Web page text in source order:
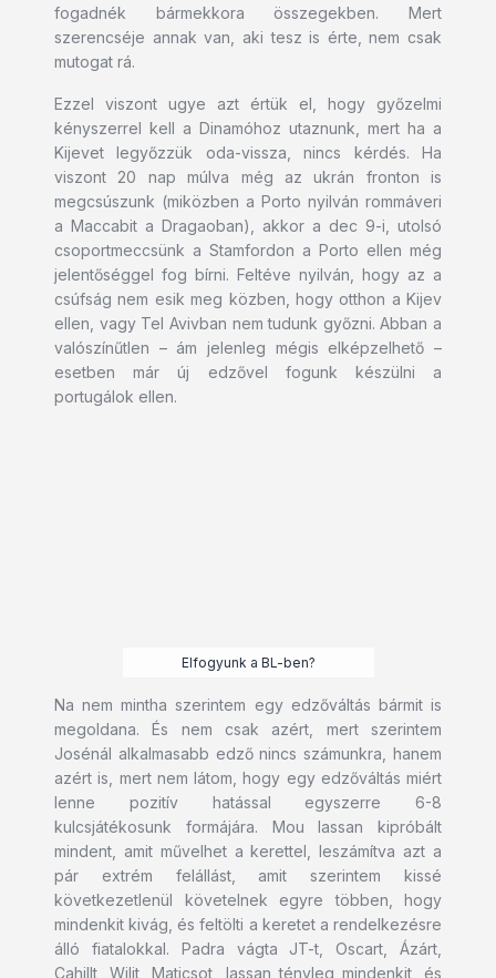
fogadnék bármekkora összegekben. Mert
szerencséje annak van, aki tesz is érte, nem csak
mutogat rá.
Ezzel viszont ugye azt értük el, hogy győzelmi
kényszerrel kell a Dinamóhoz utaznunk, mert ha a
Kijevet legyőzzük oda-vissza, nincs kérdés. Ha
viszont 20 nap múlva még az ukrán fronton is
megcsúszunk (miközben a Porto nyilván rommáveri
a Maccabit a Dragaoban), akkor a dec 9-i, utolsó
csoportmeccsünk a Stamfordon a Porto ellen még
jelentőséggel fog bírni. Feltéve nyilván, hogy az a
csúfság nem esik meg közben, hogy otthon a Kijev
ellen, vagy Tel Avivban nem tudunk győzni. Abban a
valószínűtlen – ám jelenleg mégis elképzelhető –
esetben már új edzővel fogunk készülni a
portugálok ellen.
Elfogyunk a BL-ben?
Na nem mintha szerintem egy edzőváltás bármit is
megoldana. És nem csak azért, mert szerintem
Josénál alkalmasabb edző nincs számunkra, hanem
azért is, mert nem látom, hogy egy edzőváltás miért
lenne pozitív hatással egyszerre 6-8
kulcsjátékosunk formájára. Mou lassan kipróbált
mindent, amit művelhet a kerettel, leszámítva azt a
pár extrém felállást, amit szerintem kissé
következetlenül követelnek egyre többen, hogy
mindenkit kivág, és feltölti a keretet a rendelkezésre
álló fiatalokkal. Padra vágta JT-t, Oscart, Ázárt,
Cahillt, Wilit, Maticsot, lassan tényleg mindenkit, és